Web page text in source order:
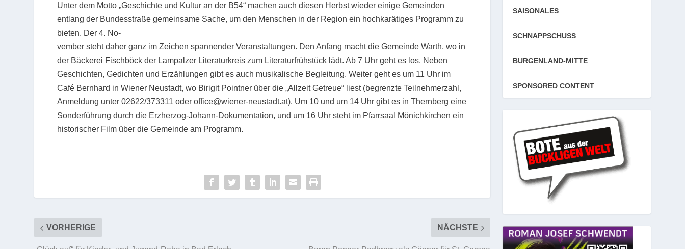
Unter dem Motto „Geschichte und Kultur an der B54“ machen auch diesen Herbst wieder einige Gemeinden
entlang der Bundesstraße gemeinsame Sache, um den Menschen in der Region ein hochkarätiges Programm zu
bieten. Der 4. No-
vember steht daher ganz im Zeichen spannender Veranstaltungen. Den Anfang macht die Gemeinde Warth, wo in
der Bäckerei Fischböck der Lampalzer Literaturkreis zum Literaturfrühstück lädt. Ab 7 Uhr geht es los. Neben
Geschichten, Gedichten und Erzählungen gibt es auch musikalische Begleitung. Weiter geht es um 11 Uhr im
Café Bernhard in Wiener Neustadt, wo Birigit Pointner über die „Allzeit Getreue“ liest (begrenzte Teilnehmerzahl,
Anmeldung unter 02622/373311 oder office@wiener-neustadt.at). Um 10 und um 14 Uhr gibt es in Thernberg eine
Sonderführung durch die Erzherzog-Johann-Dokumentation, und um 16 Uhr steht im Pfarrsaal Mönichkirchen ein
historischer Film über die Gemeinde am Programm.
VORHERIGE NÄCHSTE
SAISONALES
SCHNAPPSCHUSS
BURGENLAND-MITTE
SPONSORED CONTENT